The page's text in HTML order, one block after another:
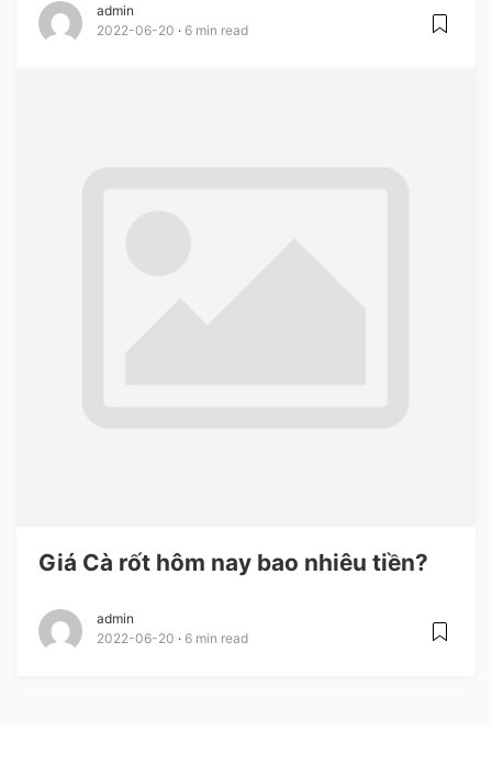
admin
2022-06-20
6 min read
Giá Cà rốt hôm nay bao nhiêu tiền?
admin
2022-06-20
6 min read